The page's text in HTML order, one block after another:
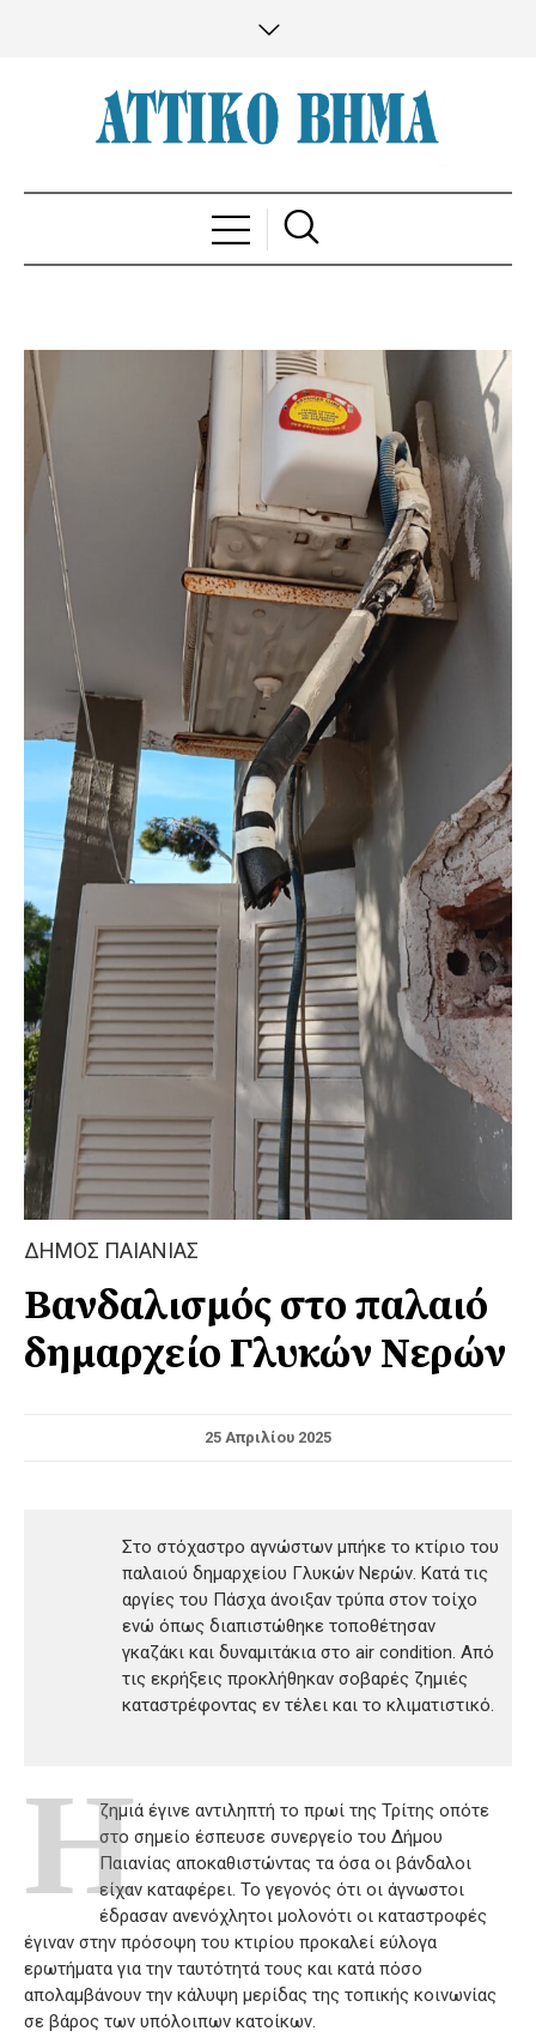
ΔΗΜΟΣ ΠΑΙΑΝΙΑΣ
Βανδαλισμός στο παλαιό
δημαρχείο Γλυκών Νερών
25 Απριλίου 2025
Στο στόχαστρο αγνώστων μπήκε το κτίριο του
παλαιού δημαρχείου Γλυκών Νερών. Κατά τις
αργίες του Πάσχα άνοιξαν τρύπα στον τοίχο
ενώ όπως διαπιστώθηκε τοποθέτησαν
γκαζάκι και δυναμιτάκια στο air condition. Από
τις εκρήξεις προκλήθηκαν σοβαρές ζημιές
καταστρέφοντας εν τέλει και το κλιματιστικό.
Ηζημιά έγινε αντιληπτή το πρωί της Τρίτης οπότε
στο σημείο έσπευσε συνεργείο του Δήμου
Παιανίας αποκαθιστώντας τα όσα οι βάνδαλοι
είχαν καταφέρει. Το γεγονός ότι οι άγνωστοι
έδρασαν ανενόχλητοι μολονότι οι καταστροφές
έγιναν στην πρόσοψη του κτιρίου προκαλεί εύλογα
ερωτήματα για την ταυτότητά τους και κατά πόσο
απολαμβάνουν την κάλυψη μερίδας της τοπικής κοινωνίας
σε βάρος των υπόλοιπων κατοίκων.